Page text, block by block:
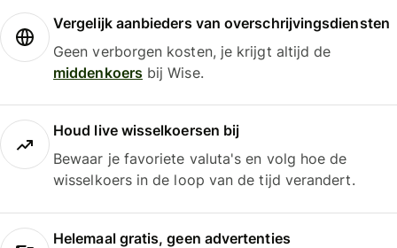
Vergelijk aanbieders van overschrijvingsdiensten
Geen verborgen kosten, je krijgt altijd de
middenkoersbij Wise.
Houd live wisselkoersen bij
Bewaar je favoriete valuta's en volg hoe de
wisselkoers in de loop van de tijd verandert.
Helemaal gratis, geen advertenties